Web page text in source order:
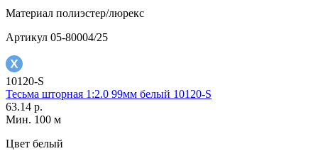
Материал полиэстер/люрекс
Артикул 05-80004/25
10120-S
Тесьма шторная 1:2.0 99мм белый 10120-S
63.14 р.
Мин. 100 м
Цвет белый